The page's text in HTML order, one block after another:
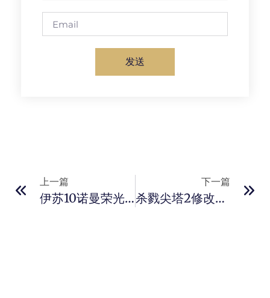
发送
上一篇
伊苏10诺曼荣光修改器风灵月影版
下一篇
杀戮尖塔2修改器风灵月影版